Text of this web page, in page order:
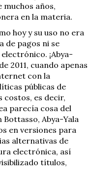
años,
en la materia.
hoy y su uso no era
de pagos ni se
¡Abya-
2011, cuando apenas
con la
públicas de
costos, es decir,
parecía cosa del
Bottasso, Abya-Yala
en versiones para
alternativas de
electrónica, así
títulos,